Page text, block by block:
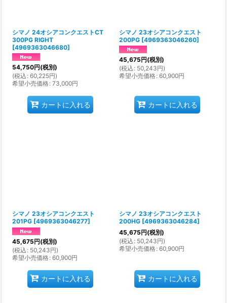
シマノ 24オシアコンクエストCT
300PG RIGHT
[4969363046680]
54,750円(税別)
(税込 : 60,225円)
希望小売価格: 73,000円
カートに入れる
シマノ 23オシアコンクエスト
200PG [4969363046260]
45,675円(税別)
(税込 : 50,243円)
希望小売価格: 60,900円
カートに入れる
シマノ 23オシアコンクエスト
201PG [4969363046277]
45,675円(税別)
(税込 : 50,243円)
希望小売価格: 60,900円
カートに入れる
シマノ 23オシアコンクエスト
200HG [4969363046284]
45,675円(税別)
(税込 : 50,243円)
希望小売価格: 60,900円
カートに入れる